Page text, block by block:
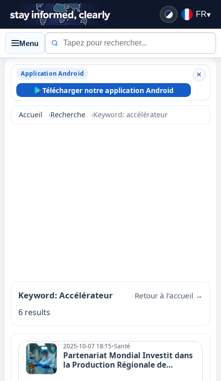
FR▾
Menu
Application Android
Télécharger notre application Android
×
Accueil Recherche Keyword: accélérateur
Keyword: Accélérateur Retour à l’accueil →
6 results
2025-10-07 18:15•Santé
Partenariat Mondial Investit dans
la Production Régionale de